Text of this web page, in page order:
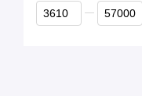
Від Ціна, грн
До Ціна, грн